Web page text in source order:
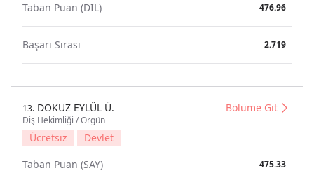
Taban Puan (DIL)
476.96
Başarı Sırası 2.719
13. DOKUZ EYLÜL Ü.
Diş Hekimliği / Örgün
Bölüme Git
Ücretsiz
Devlet
Taban Puan (SAY)
475.33